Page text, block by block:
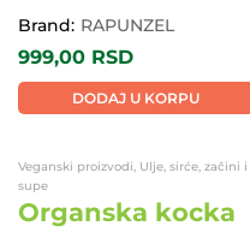
Brand: RAPUNZEL
999,00 RSD
DODAJ U KORPU
Veganski proizvodi, Ulje, sirće, začini i
supe
Organska kocka